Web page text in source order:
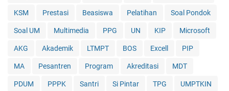
KSM Prestasi Beasiswa Pelatihan Soal Pondok
Soal UM Multimedia PPG UN KIP Microsoft
AKG Akademik LTMPT BOS Excell PIP
MA Pesantren Program Akreditasi MDT
PDUM PPPK Santri Si Pintar TPG UMPTKIN